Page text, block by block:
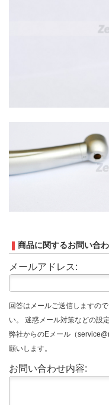
商品に関するお問い合
メールアドレス:
回答はメールご送信しますの
い。 迷惑メール対策などの設
弊社からのEメール（
願いします。
お問い合わせ内容: